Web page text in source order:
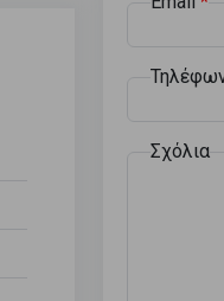
Σχόλια